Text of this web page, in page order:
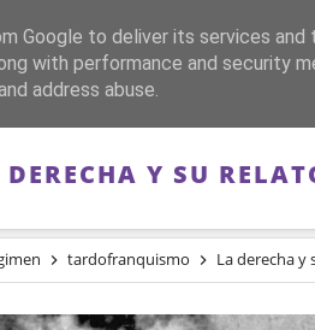
REPÚBLICA FRANQUISMO
DERECHA Y SU
tardofranquismo La derecha
Google to deliver its services
with performance and security
address abuse.